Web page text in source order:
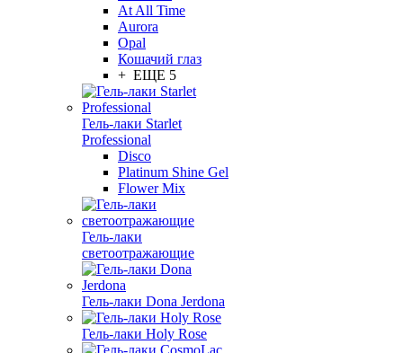
At All Time
Aurora
Opal
Кошачий глаз
+ ЕЩЕ 5
Гель-лаки Starlet
Professional
Disco
Platinum Shine Gel
Flower Mix
Гель-лаки
светоотражающие
Гель-лаки Dona Jerdona
Гель-лаки Holy Rose